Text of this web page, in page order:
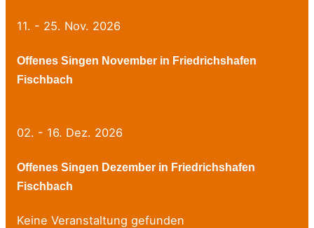
11. - 25. Nov. 2026
Offenes Singen November in Friedrichshafen
Fischbach
02. - 16. Dez. 2026
Offenes Singen Dezember in Friedrichshafen
Fischbach
Keine Veranstaltung gefunden